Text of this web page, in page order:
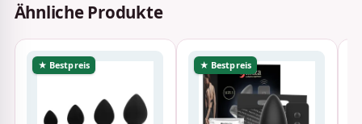
Ähnliche Produkte
★ Bestpreis ★ Bestpreis